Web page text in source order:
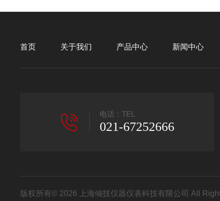
首页 关于我们 产品中心 新闻中心
电话：TEL
021-67252666
版权所有© 2026 上海倾技仪器仪表科技有限公司 All